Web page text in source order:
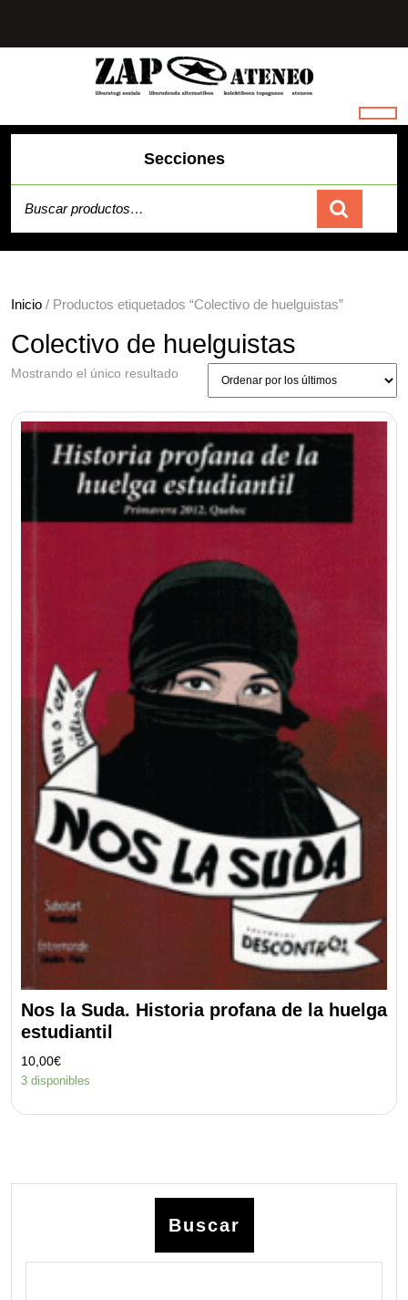
contenido
Secciones
Carrito
Inicio / Productos etiquetados “Colectivo de huelguistas”
Colectivo de huelguistas
Mostrando el único resultado
Nos la Suda. Historia profana de la huelga
estudiantil
10,00€
3 disponibles
Buscar